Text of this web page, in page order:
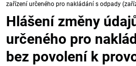
zařízení určeného pro nakládání s odpady
Hlášení změny
určeného pro
bez povolení k